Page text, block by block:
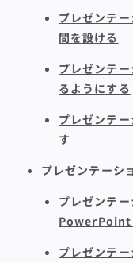
プレゼンテ
間を設ける
プレゼンテ
るようにする
プレゼンテ
す
プレゼンテーシ
プレゼンテ
PowerPoint
プレゼンテ